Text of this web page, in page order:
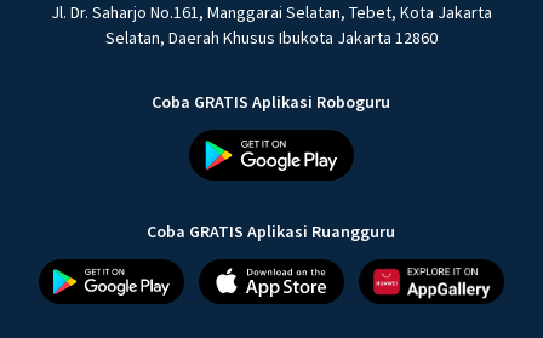
Jl. Dr. Saharjo No.161, Manggarai Selatan, Tebet, Kota Jakarta
Selatan, Daerah Khusus Ibukota Jakarta 12860
Coba GRATIS Aplikasi Roboguru
Coba GRATIS Aplikasi Ruangguru